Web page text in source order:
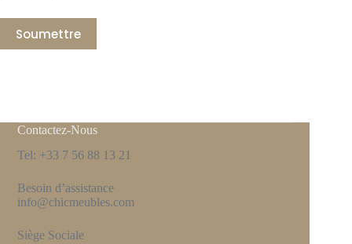
Soumettre
Contactez-Nous
Tel: +33 7 56 88 13 21
Besoin d’assistance
info@chicmeubles.com
Siège Sociale